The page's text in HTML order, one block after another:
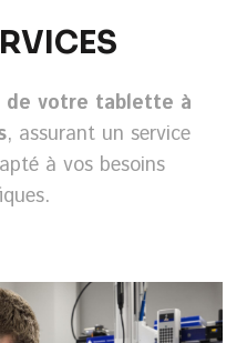
de votre tablette à
, assurant un service
à vos besoins